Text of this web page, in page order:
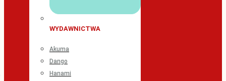
WYDAWNICTWA
Akuma
Dango
Hanami